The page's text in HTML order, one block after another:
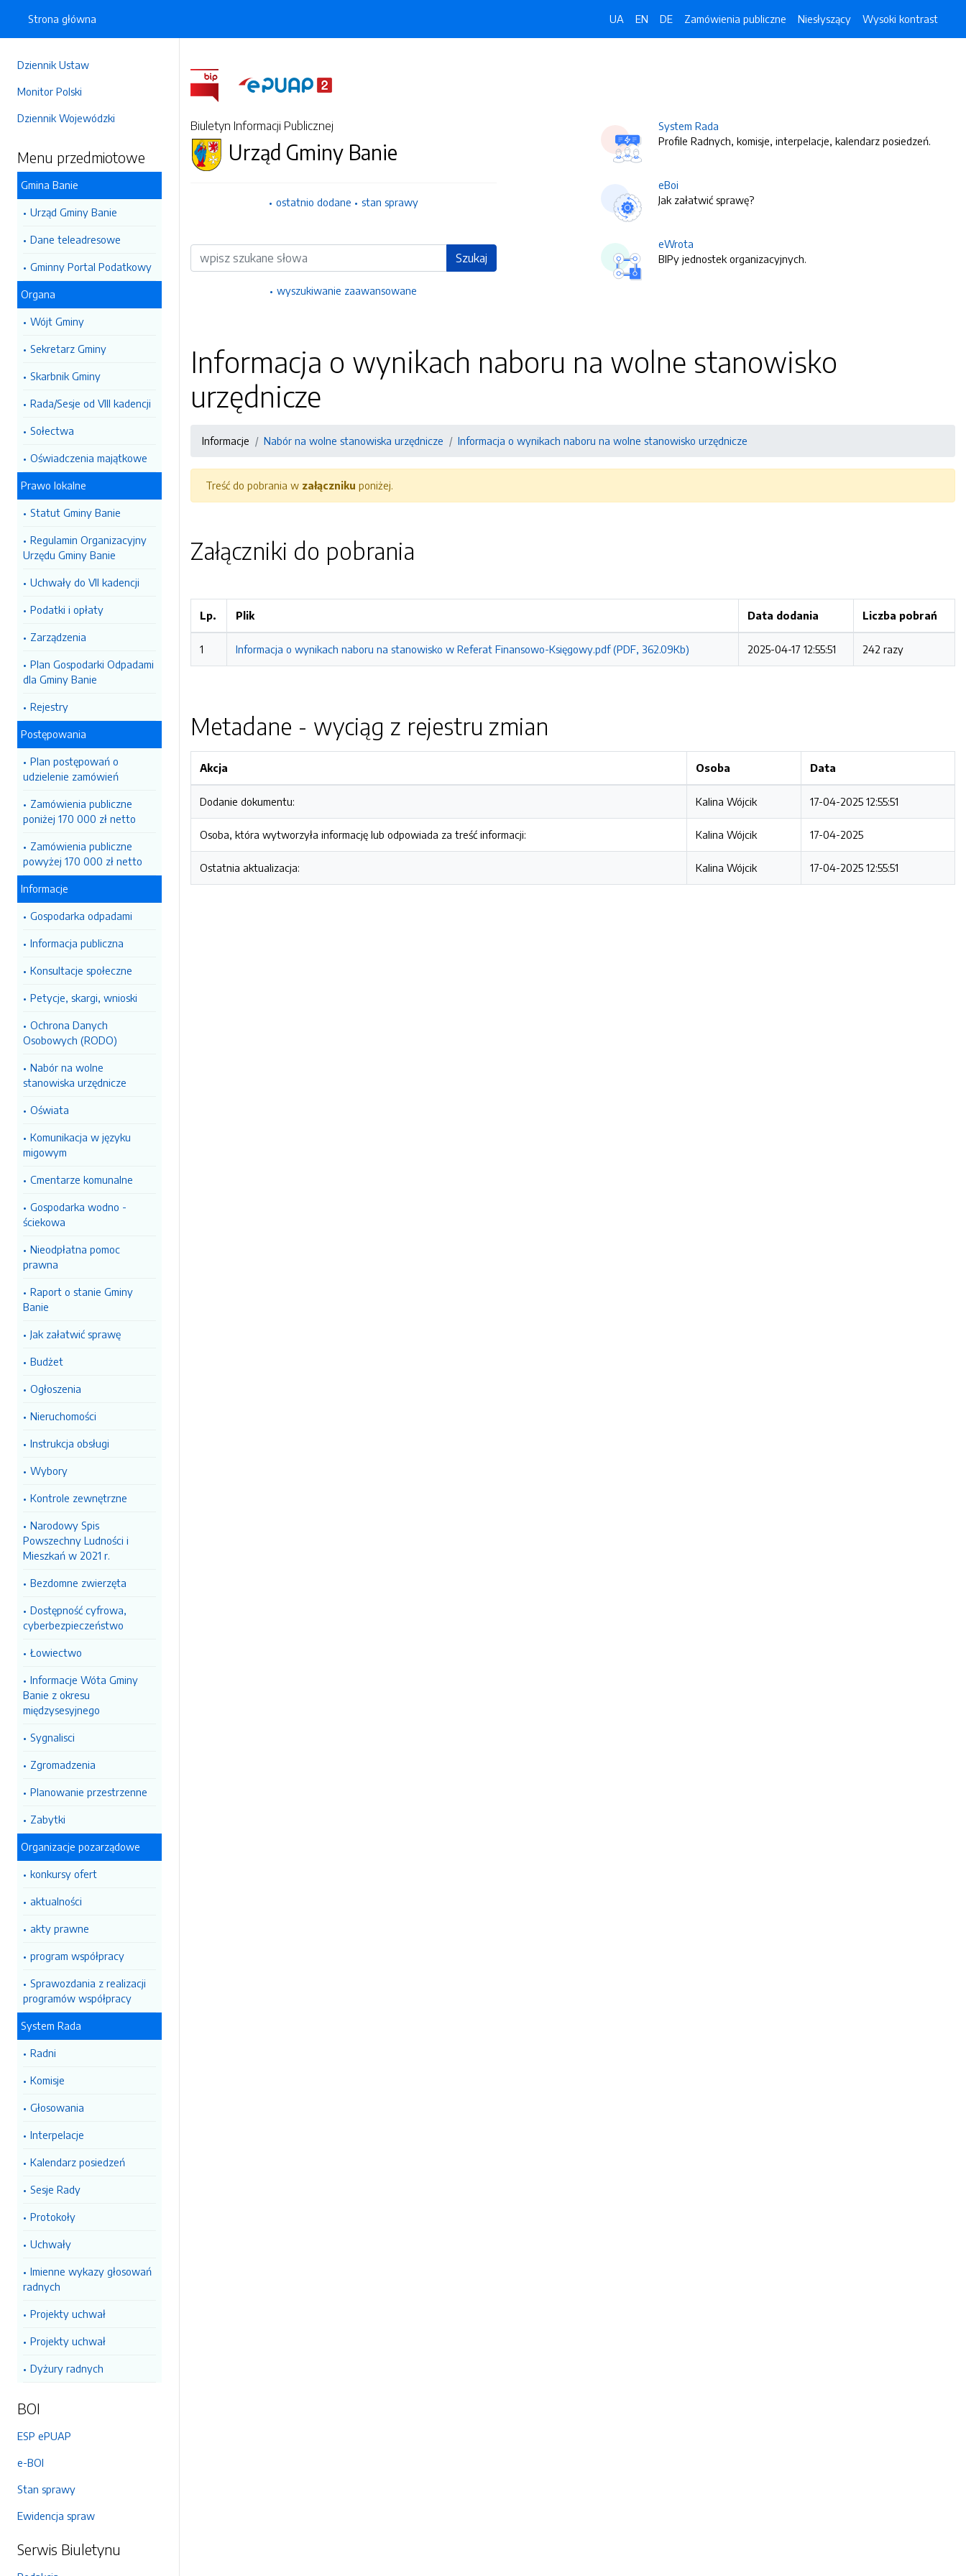
Dziennik Ustaw
Monitor Polski
Dziennik Wojewódzki
Menu przedmiotowe
Gmina Banie
Urząd Gminy Banie
Dane teleadresowe
Gminny Portal Podatkowy
Organa
Wójt Gminy
Sekretarz Gminy
Skarbnik Gminy
Rada/Sesje od VIII kadencji
Sołectwa
Oświadczenia majątkowe
Prawo lokalne
Statut Gminy Banie
Regulamin Organizacyjny
Urzędu Gminy Banie
Uchwały do VII kadencji
Podatki i opłaty
Zarządzenia
Plan Gospodarki Odpadami
dla Gminy Banie
Rejestry
Postępowania
Plan postępowań o
udzielenie zamówień
Zamówienia publiczne
poniżej 170 000 zł netto
Zamówienia publiczne
powyżej 170 000 zł netto
Informacje
Gospodarka odpadami
Informacja publiczna
Konsultacje społeczne
Petycje, skargi, wnioski
Ochrona Danych
Osobowych (RODO)
Nabór na wolne
stanowiska urzędnicze
Oświata
Komunikacja w języku
migowym
Cmentarze komunalne
Gospodarka wodno -
ściekowa
Nieodpłatna pomoc
prawna
Raport o stanie Gminy
Banie
Jak załatwić sprawę
Budżet
Ogłoszenia
Nieruchomości
Instrukcja obsługi
Wybory
Kontrole zewnętrzne
Narodowy Spis
Powszechny Ludności i
Mieszkań w 2021 r.
Bezdomne zwierzęta
Dostępność cyfrowa,
cyberbezpieczeństwo
Łowiectwo
Informacje Wóta Gminy
Banie z okresu
międzysesyjnego
Sygnalisci
Zgromadzenia
Planowanie przestrzenne
Zabytki
Organizacje pozarządowe
konkursy ofert
aktualności
akty prawne
program współpracy
Sprawozdania z realizacji
programów współpracy
System Rada
Radni
Komisje
Głosowania
Interpelacje
Kalendarz posiedzeń
Sesje Rady
Protokoły
Uchwały
Imienne wykazy głosowań
radnych
Projekty uchwał
Projekty uchwał
Dyżury radnych
BOI
ESP ePUAP
e-BOI
Stan sprawy
Ewidencja spraw
Serwis Biuletynu
Strona główna UA EN DE Zamówienia publiczne Niesłyszący Wysoki kontrast
Biuletyn Informacji Publicznej
Urząd Gminy Banie
ostatnio dodane stan sprawy
Wyszukiwarka Szukaj
wyszukiwanie zaawansowane
System Rada
Profile Radnych, komisje, interpelacje, kalendarz posiedzeń.
eBoi
Jak załatwić sprawę?
eWrota
BIPy jednostek organizacyjnych.
Informacja o wynikach naboru na wolne stanowisko
urzędnicze
Informacje Nabór na wolne stanowiska urzędnicze Informacja o wynikach naboru na wolne stanowisko urzędnicze
Treść do pobrania w załączniku poniżej.
Załączniki do pobrania
Lp. Plik Data dodania Liczba pobrań
1 Informacja o wynikach naboru na stanowisko w Referat Finansowo-Księgowy.pdf (PDF, 362.09Kb) 2025-04-17 12:55:51 242 razy
Metadane - wyciąg z rejestru zmian
Akcja Osoba Data
Dodanie dokumentu: Kalina Wójcik 17-04-2025 12:55:51
Osoba, która wytworzyła informację lub odpowiada za treść informacji: Kalina Wójcik 17-04-2025
Ostatnia aktualizacja: Kalina Wójcik 17-04-2025 12:55:51